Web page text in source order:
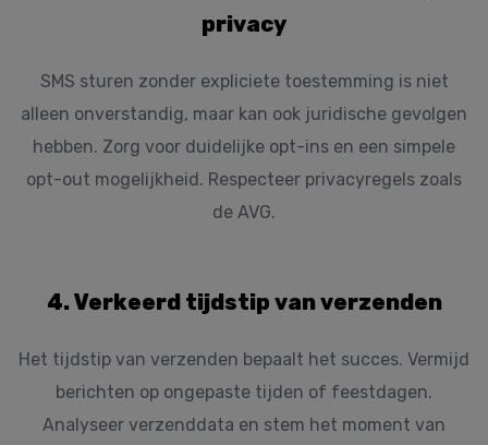
privacy
SMS sturen zonder expliciete toestemming is niet
alleen onverstandig, maar kan ook juridische gevolgen
hebben. Zorg voor duidelijke opt-ins en een simpele
opt-out mogelijkheid. Respecteer privacyregels zoals
de AVG.
4. Verkeerd tijdstip van verzenden
Het tijdstip van verzenden bepaalt het succes. Vermijd
berichten op ongepaste tijden of feestdagen.
Analyseer verzenddata en stem het moment van